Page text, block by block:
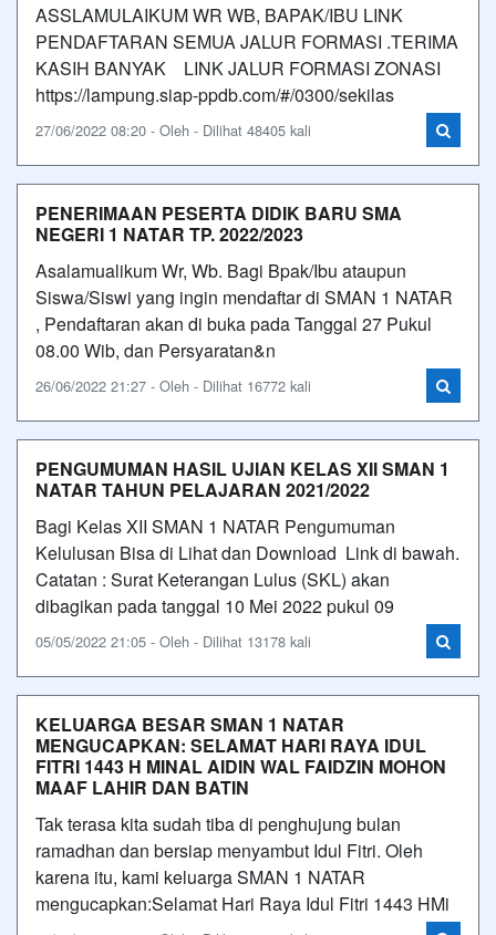
ASSLAMULAIKUM WR WB, BAPAK/IBU LINK
PENDAFTARAN SEMUA JALUR FORMASI .TERIMA
KASIH BANYAK LINK JALUR FORMASI ZONASI
https://lampung.siap-ppdb.com/#/0300/sekilas
27/06/2022 08:20 - Oleh - Dilihat 48405 kali
PENERIMAAN PESERTA DIDIK BARU SMA
NEGERI 1 NATAR TP. 2022/2023
Asalamualikum Wr, Wb. Bagi Bpak/Ibu ataupun
Siswa/Siswi yang ingin mendaftar di SMAN 1 NATAR
, Pendaftaran akan di buka pada Tanggal 27 Pukul
08.00 Wib, dan Persyaratan&n
26/06/2022 21:27 - Oleh - Dilihat 16772 kali
PENGUMUMAN HASIL UJIAN KELAS XII SMAN 1
NATAR TAHUN PELAJARAN 2021/2022
Bagi Kelas XII SMAN 1 NATAR Pengumuman
Kelulusan Bisa di Lihat dan Download Link di bawah.
Catatan : Surat Keterangan Lulus (SKL) akan
dibagikan pada tanggal 10 Mei 2022 pukul 09
05/05/2022 21:05 - Oleh - Dilihat 13178 kali
KELUARGA BESAR SMAN 1 NATAR
MENGUCAPKAN: SELAMAT HARI RAYA IDUL
FITRI 1443 H MINAL AIDIN WAL FAIDZIN MOHON
MAAF LAHIR DAN BATIN
Tak terasa kita sudah tiba di penghujung bulan
ramadhan dan bersiap menyambut Idul Fitri. Oleh
karena itu, kami keluarga SMAN 1 NATAR
mengucapkan:Selamat Hari Raya Idul Fitri 1443 HMi